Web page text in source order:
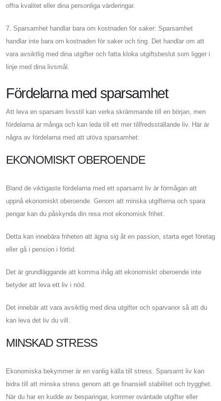
offra kvalitet eller dina personliga värderingar.
7. Sparsamhet handlar bara om kostnaden för saker: Sparsamhet
handlar inte bara om kostnaden för saker och ting. Det handlar om att
vara avsiktlig med dina utgifter och fatta kloka utgiftsbeslut som ligger i
linje med dina livsmål.
Fördelarna med sparsamhet
Att leva en sparsam livsstil kan verka skrämmande till en början, men
fördelarna är många och kan leda till ett mer tillfredsställande liv. Här är
några av fördelarna med att utöva sparsamhet:
EKONOMISKT OBEROENDE
Bland de viktigaste fördelarna med ett sparsamt liv är förmågan att
uppnå ekonomiskt oberoende. Genom att minska utgifterna och spara
pengar kan du påskynda din resa mot ekonomisk frihet.
Detta kan innebära friheten att ägna sig åt en passion, starta eget företag
eller gå i pension i förtid.
Det är grundläggande att komma ihåg att ekonomiskt oberoende inte
betyder att leva ett liv i nöd.
Det innebär att vara avsiktlig med dina utgifter och sparvanor så att du
kan leva det liv du vill.
MINSKAD STRESS
Ekonomiska bekymmer är en vanlig källa till stress. Sparsamt liv kan
bidra till att minska stress genom att ge finansiell stabilitet och trygghet.
När du har en kudde av besparingar, kommer oväntade utgifter eller